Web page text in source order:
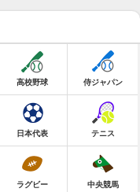
高校野球 侍ジャパン
日本代表 テニス
ラグビー 中央競馬